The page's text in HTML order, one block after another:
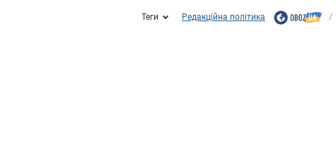
Теги Редакційна політика